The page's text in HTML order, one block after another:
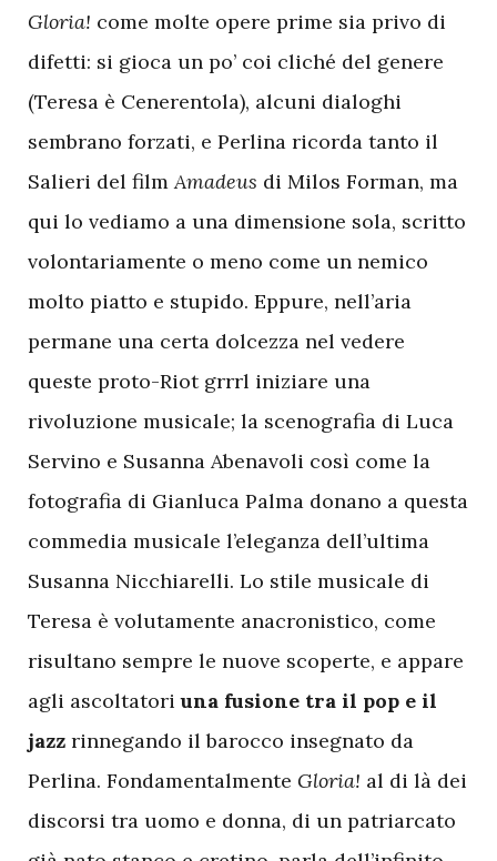
Gloria! come molte opere prime sia privo di
difetti: si gioca un po’ coi cliché del genere
(Teresa è Cenerentola), alcuni dialoghi
sembrano forzati, e Perlina ricorda tanto il
Salieri del filmAmadeus di Milos Forman, ma
qui lo vediamo a una dimensione sola, scritto
volontariamente o meno come un nemico
molto piatto e stupido. Eppure, nell’aria
permane una certa dolcezza nel vedere
queste proto-Riot grrrl iniziare una
rivoluzione musicale; la scenografia di Luca
Servino e Susanna Abenavoli così come la
fotografia di Gianluca Palma donano a questa
commedia musicale l’eleganza dell’ultima
Susanna Nicchiarelli. Lo stile musicale di
Teresa è volutamente anacronistico, come
risultano sempre le nuove scoperte, e appare
agli ascoltatoriuna fusione tra il pop e il
jazz rinnegando il barocco insegnato da
Perlina. Fondamentalmente Gloria! al di là dei
discorsi tra uomo e donna, di un patriarcato